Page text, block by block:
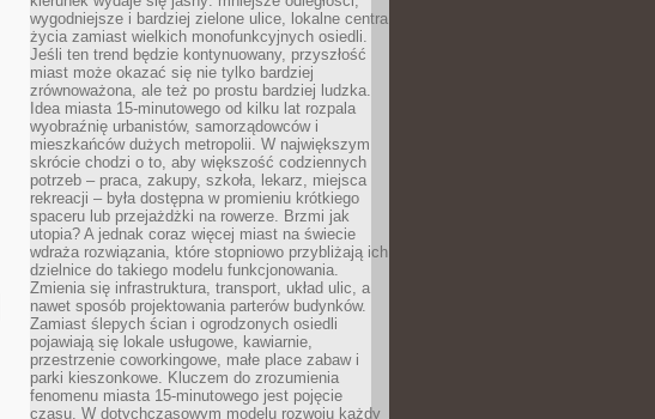
wygodniejsze i bardziej zielone ulice, lokalne centra
życia zamiast wielkich monofunkcyjnych osiedli.
Jeśli ten trend będzie kontynuowany, przyszłość
miast może okazać się nie tylko bardziej
zrównoważona, ale też po prostu bardziej ludzka.
Idea miasta 15-minutowego od kilku lat rozpala
wyobraźnię urbanistów, samorządowców i
mieszkańców dużych metropolii. W największym
skrócie chodzi o to, aby większość codziennych
potrzeb – praca, zakupy, szkoła, lekarz, miejsca
rekreacji – była dostępna w promieniu krótkiego
spaceru lub przejażdżki na rowerze. Brzmi jak
utopia? A jednak coraz więcej miast na świecie
wdraża rozwiązania, które stopniowo przybliżają ich
dzielnice do takiego modelu funkcjonowania.
Zmienia się infrastruktura, transport, układ ulic, a
nawet sposób projektowania parterów budynków.
Zamiast ślepych ścian i ogrodzonych osiedli
pojawiają się lokale usługowe, kawiarnie,
przestrzenie coworkingowe, małe place zabaw i
parki kieszonkowe. Kluczem do zrozumienia
fenomenu miasta 15-minutowego jest pojęcie
czasu. W dotychczasowym modelu rozwoju każdy